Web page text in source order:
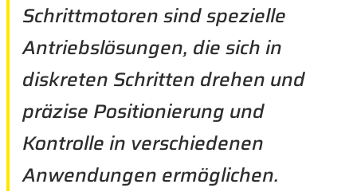
Schrittmotoren sind spezielle
Antriebslösungen, die sich in
diskreten Schritten drehen und
präzise Positionierung und
Kontrolle in verschiedenen
Anwendungen ermöglichen.